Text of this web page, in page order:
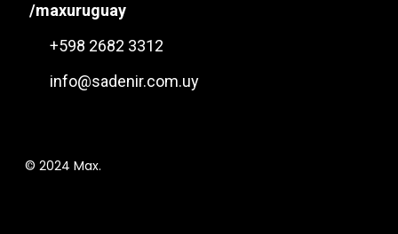
/maxuruguay
+598 2682 3312
info@sadenir.com.uy
© 2024 Max.